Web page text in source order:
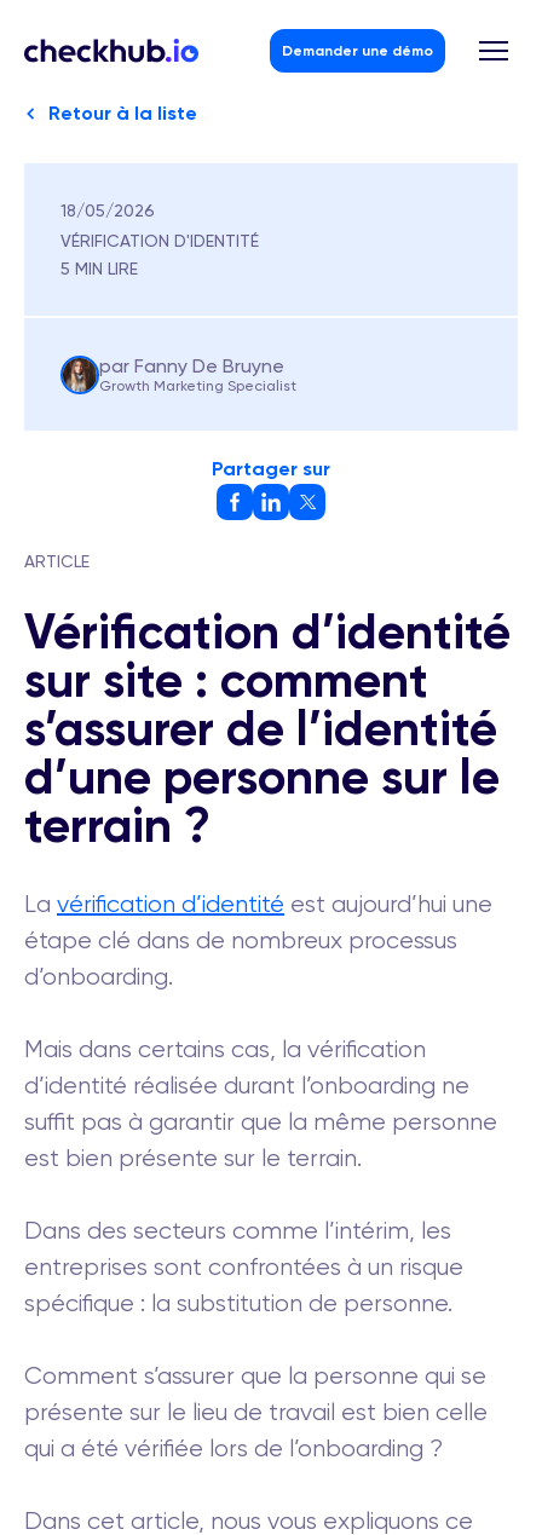
content
Demander une démo
Retour à la liste
18/05/2026
VÉRIFICATION D'IDENTITÉ
5 MIN LIRE
par Fanny De Bruyne
Growth Marketing Specialist
Partager sur
ARTICLE
Vérification d’identité
sur site : comment
s’assurer de l’identité
d’une personne sur le
terrain ?
La vérification d’identité est aujourd’hui une
étape clé dans de nombreux processus
d’onboarding.
Mais dans certains cas, la vérification
d’identité réalisée durant l’onboarding ne
suffit pas à garantir que la même personne
est bien présente sur le terrain.
Dans des secteurs comme l’intérim, les
entreprises sont confrontées à un risque
spécifique : la substitution de personne.
Comment s’assurer que la personne qui se
présente sur le lieu de travail est bien celle
qui a été vérifiée lors de l’onboarding ?
Dans cet article, nous vous expliquons ce